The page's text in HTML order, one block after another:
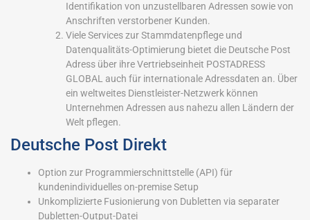
Identifikation von unzustellbaren Adressen sowie von
Anschriften verstorbener Kunden.
Viele Services zur Stammdatenpflege und
Datenqualitäts-Optimierung bietet die Deutsche Post
Adress über ihre Vertriebseinheit POSTADRESS
GLOBAL auch für internationale Adressdaten an. Über
ein weltweites Dienstleister-Netzwerk können
Unternehmen Adressen aus nahezu allen Ländern der
Welt pflegen.
Deutsche Post Direkt
Option zur Programmierschnittstelle (API) für
kundenindividuelles on-premise Setup
Unkomplizierte Fusionierung von Dubletten via separater
Dubletten-Output-Datei